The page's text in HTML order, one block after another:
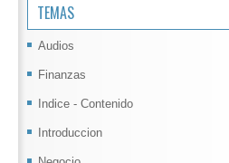
TEMAS
Audios
Finanzas
Indice - Contenido
Introduccion